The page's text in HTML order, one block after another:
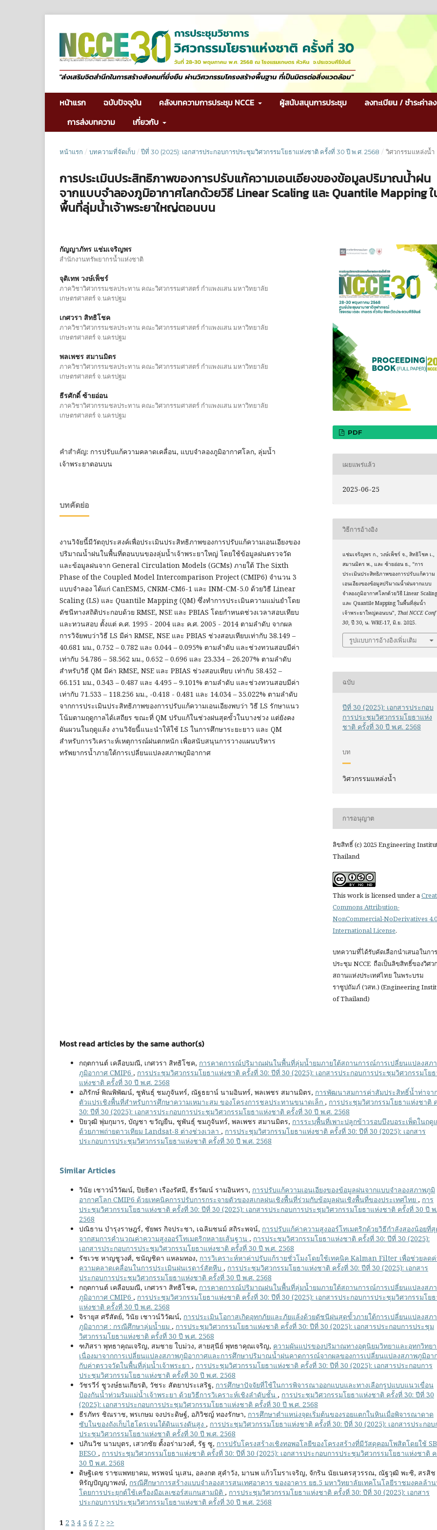
หน้าแรก ฉบับปัจจุบัน คลังบทความการประชุม NCCE ผู้สนับสนุนการประชุม
ลงทะเบียน / ชำระค่าล
การส่งบทความ
เกี่ยวกับ
หน้าแรก / บทความที่จัดเก็บ / ปีที่ 30 (2025): เอกสารประกอบการประชุมวิศวกรรมโยธาแห่งชาติ ครั้งที่ 30 ปี พ.ศ. 2568 / วิศวกรรมแหล่งน้ำ
การประเมินประสิทธิภาพของการปรับแก้ความเอนเอียงของข้อมูลปริมาณน้ำฝน
จากแบบจำลองภูมิอากาศโลกด้วยวิธี Linear Scaling และ Quantile Mapping ใ
พื้นที่ลุ่มน้ำเจ้าพระยาใหญ่ตอนบน
กัญญาภัทร แช่มเจริญพร
สำนักงานทรัพยากรน้ำแห่งชาติ
จุติเทพ วงษ์เพ็ชร์
ภาควิชาวิศวกรรมชลประทาน คณะวิศวกรรมศาสตร์ กำแพงแสน มหาวิทยาลัย
เกษตรศาสตร์ จ.นครปฐม
เกศวรา สิทธิโชค
ภาควิชาวิศวกรรมชลประทาน คณะวิศวกรรมศาสตร์ กำแพงแสน มหาวิทยาลัย
เกษตรศาสตร์ จ.นครปฐม
พลเพชร สมานมิตร
ภาควิชาวิศวกรรมชลประทาน คณะวิศวกรรมศาสตร์ กำแพงแสน มหาวิทยาลัย
เกษตรศาสตร์ จ.นครปฐม
ธีรศักดิ์ ซ้ายอ่อน
ภาควิชาวิศวกรรมชลประทาน คณะวิศวกรรมศาสตร์ กำแพงแสน มหาวิทยาลัย
เกษตรศาสตร์ จ.นครปฐม
คำสำคัญ: การปรับแก้ความคลาดเคลื่อน, แบบจำลองภูมิอากาศโลก, ลุ่มน้ำ
เจ้าพระยาตอนบน
บทคัดย่อ
งานวิจัยนี้มีวัตถุประสงค์เพื่อประเมินประสิทธิภาพของการปรับแก้ความเอนเอียงของ
ปริมาณน้ำฝนในพื้นที่ตอนบนของลุ่มน้ำเจ้าพระยาใหญ่ โดยใช้ข้อมูลฝนตรวจวัด
และข้อมูลฝนจาก General Circulation Models (GCMs) ภายใต้ The Sixth
Phase of the Coupled Model Intercomparison Project (CMIP6) จำนวน 3
แบบจำลอง ได้แก่ CanESM5, CNRM-CM6-1 และ INM-CM-5.0 ด้วยวิธี Linear
Scaling (LS) และ Quantile Mapping (QM) ซึ่งทำการประเมินความแม่นยำโดย
ดัชนีทางสถิติประกอบด้วย RMSE, NSE และ PBIAS โดยกำหนดช่วงเวลาสอบเทียบ
และทวนสอบ ตั้งแต่ ค.ศ. 1995 - 2004 และ ค.ศ. 2005 - 2014 ตามลำดับ จากผล
การวิจัยพบว่าวิธี LS มีค่า RMSE, NSE และ PBIAS ช่วงสอบเทียบเท่ากับ 38.149 –
40.681 มม., 0.752 – 0.782 และ 0.044 – 0.095% ตามลำดับ และช่วงทวนสอบมีค่า
เท่ากับ 54.786 – 58.562 มม., 0.652 – 0.696 และ 23.334 – 26.207% ตามลำดับ
สำหรับวิธี QM มีค่า RMSE, NSE และ PBIAS ช่วงสอบเทียบ เท่ากับ 58.452 –
66.151 มม., 0.343 – 0.487 และ 4.495 – 9.101% ตามลำดับ และช่วงทวนสอบมีค่า
เท่ากับ 71.533 – 118.256 มม., -0.418 - 0.481 และ 14.034 – 35.022% ตามลำดับ
จากการประเมินประสิทธิภาพของการปรับแก้ความเอนเอียงพบว่า วิธี LS รักษาแนว
โน้มตามฤดูกาลได้เสถียร ขณะที่ QM ปรับแก้ในช่วงฝนสุดขั้วในบางช่วง แต่ยังคง
ผันผวนในฤดูแล้ง งานวิจัยนี้แนะนำให้ใช้ LS ในการศึกษาระยะยาว และ QM
สำหรับการวิเคราะห์เหตุการณ์ฝนตกหนัก เพื่อสนับสนุนการวางแผนบริหาร
ทรัพยากรน้ำภายใต้การเปลี่ยนแปลงสภาพภูมิอากาศ
PDF
เผยแพร่แล้ว
2025-06-25
วิธีการอ้างอิง
แช่มเจริญพร ก., วงษ์เพ็ชร์ จ., สิทธิโชค เ.,
สมานมิตร พ., และ ซ้ายอ่อน ธ., “การ
ประเมินประสิทธิภาพของการปรับแก้ความ
เอนเอียงของข้อมูลปริมาณน้ำฝนจากแบบ
จำลองภูมิอากาศโลกด้วยวิธี Linear
และ Quantile Mapping ในพื้นที่ลุ่มน้ำ
เจ้าพระยาใหญ่ตอนบน”, Thai NCCE Conf
30, ปี 30, น. WRE-17, มิ.ย. 2025.
รูปแบบการอ้างอิงเพิ่มเติม
ฉบับ
ปีที่ 30 (2025): เอกสารประกอบ
การประชุมวิศวกรรมโยธาแห่ง
ชาติ ครั้งที่ 30 ปี พ.ศ. 2568
บท
วิศวกรรมแหล่งน้ำ
การอนุญาต
ลิขสิทธิ์ (c) 2025 Engineering
Thailand
This work is licensed under a
Commons Attribution-
NonCommercial-NoDerivatives 4.0
International License.
บทความที่ได้รับคัดเลือกนำเสนอในการ
ประชุม NCCE ถือเป็นลิขสิทธิ์ของวิศว
สถานแห่งประเทศไทย ในพระบรม
ราชูปถัมภ์ (วสท.) (Engineering
of Thailand)
Most read articles by the same author(s)
กฤตกานต์ เคลือบมณี, เกศวรา สิทธิโชค, การคาดการณ์ปริมาณฝนในพื้นที่ลุ่มน้ำยมภายใต้สถานการณ์การเปลี่ยนแปลงสภ
ภูมิอากาศ CMIP6 , การประชุมวิศวกรรมโยธาแห่งชาติ ครั้งที่ 30: ปีที่ 30 (2025): เอกสารประกอบการประชุมวิศวกรรมโย
แห่งชาติ ครั้งที่ 30 ปี พ.ศ. 2568
อภิรักษ์ พิณพิพัฒน์, ชูพันธุ์ ชมภูจันทร์, ณัฐธยาน์ นามอินทร์, พลเพชร สมานมิตร, การพัฒนาสมการค่าสัมประสิทธิ์น้ำท่าจา
ตัวแปรเชิงพื้นที่สำหรับการศึกษาความเหมาะสม ของโครงการชลประทานขนาดเล็ก , การประชุมวิศวกรรมโยธาแห่งชาติ
30: ปีที่ 30 (2025): เอกสารประกอบการประชุมวิศวกรรมโยธาแห่งชาติ ครั้งที่ 30 ปี พ.ศ. 2568
ปิยวุฒิ พุ่มกุมาร, บัญชา ขวัญยืน, ชูพันธุ์ ชมภูจันทร์, พลเพชร สมานมิตร, การระบุพื้นที่เพาะปลูกข้าวรอบบึงบอระเพ็ดในฤดู
ด้วยภาพถ่ายดาวเทียม Landsat-8 ต่างช่วงเวลา , การประชุมวิศวกรรมโยธาแห่งชาติ ครั้งที่ 30: ปีที่ 30 (2025): เอกสาร
ประกอบการประชุมวิศวกรรมโยธาแห่งชาติ ครั้งที่ 30 ปี พ.ศ. 2568
Similar Articles
วินัย เชาวน์วิวัฒน์, ปิยธิดา เรืองรัศมี, ธีรวัฒน์ รามอินทรา, การปรับแก้ความเอนเอียงของข้อมูลฝนจากแบบจำลองสภาพภูมิ
อากาศโลก CMIP6 ด้วยเทคนิคการปรับการกระจายตัวของสเกลฝนเชิงพื้นที่ร่วมกับข้อมูลฝนเชิงพื้นที่ของประเทศไทย , การ
ประชุมวิศวกรรมโยธาแห่งชาติ ครั้งที่ 30: ปีที่ 30 (2025): เอกสารประกอบการประชุมวิศวกรรมโยธาแห่งชาติ ครั้งที่ 30 ปี พ
2568
ปณิธาน บำรุงราษฎร์, ชัยพร กิจประชา, เฉลิมชนม์ สถิระพจน์, การปรับแก้ค่าความสูงออร์โทเมตริกด้วยวิธีกำลังสองน้อยที่
จากสมการคำนวณค่าความสูงออร์โทเมตริกหลายเส้นฐาน , การประชุมวิศวกรรมโยธาแห่งชาติ ครั้งที่ 30: ปีที่ 30 (2025):
เอกสารประกอบการประชุมวิศวกรรมโยธาแห่งชาติ ครั้งที่ 30 ปี พ.ศ. 2568
รัชเวช หาญชูวงศ์, ชนัญชิดา แหลมทอง, การวิเคราะห์หาค่าปรับแก้รายชั่วโมงโดยใช้เทคนิค Kalman Filter เพื่อช่วยลด
ความคลาดเคลื่อนในการประเมินฝนเรดาร์สัตหีบ , การประชุมวิศวกรรมโยธาแห่งชาติ ครั้งที่ 30: ปีที่ 30 (2025): เอกสาร
ประกอบการประชุมวิศวกรรมโยธาแห่งชาติ ครั้งที่ 30 ปี พ.ศ. 2568
กฤตกานต์ เคลือบมณี, เกศวรา สิทธิโชค, การคาดการณ์ปริมาณฝนในพื้นที่ลุ่มน้ำยมภายใต้สถานการณ์การเปลี่ยนแปลงสภ
ภูมิอากาศ CMIP6 , การประชุมวิศวกรรมโยธาแห่งชาติ ครั้งที่ 30: ปีที่ 30 (2025): เอกสารประกอบการประชุมวิศวกรรมโย
แห่งชาติ ครั้งที่ 30 ปี พ.ศ. 2568
จิรายุส ศรีสัตย์, วินัย เชาวน์วิวัฒน์, การประเมินโอกาสเกิดอุทกภัยและภัยแล้งด้วยดัชนีฝนสุดขั้วภายใต้การเปลี่ยนแปลงสภ
ภูมิอากาศ : กรณีศึกษาลุ่มน้ำยม , การประชุมวิศวกรรมโยธาแห่งชาติ ครั้งที่ 30: ปีที่ 30 (2025): เอกสารประกอบการประชุม
วิศวกรรมโยธาแห่งชาติ ครั้งที่ 30 ปี พ.ศ. 2568
ฑภิสรา พุทธาคุณเจริญ, สมชาย ใบม่วง, สายสุนีย์ พุทธาคุณเจริญ, ความผันแปรของปริมาณทางอุตุนิยมวิทยาและอุทกวิทย
เนื่องมาจากการเปลี่ยนแปลงสภาพภูมิอากาศและการศึกษาปริมาณน้ำฝนคาดการณ์จากผลของการเปลี่ยนแปลงสภาพภูมิอา
กับค่าตรวจวัดในพื้นที่ลุ่มน้ำเจ้าพระยา , การประชุมวิศวกรรมโยธาแห่งชาติ ครั้งที่ 30: ปีที่ 30 (2025): เอกสารประกอบการ
ประชุมวิศวกรรมโยธาแห่งชาติ ครั้งที่ 30 ปี พ.ศ. 2568
วัชรวีร์ ชูวงษ์ธนเกียรติ, วัชระ สัตยาประเสริฐ, การศึกษาปัจจัยที่ใช้ในการพิจารณาออกแบบและทางเลือกรูปแบบแนวเขื่อน
ป้องกันน้ำท่วมริมแม่น้ำเจ้าพระยา ด้วยวิธีการวิเคราะห์เชิงลำดับชั้น , การประชุมวิศวกรรมโยธาแห่งชาติ ครั้งที่ 30: ปีที่ 30
(2025): เอกสารประกอบการประชุมวิศวกรรมโยธาแห่งชาติ ครั้งที่ 30 ปี พ.ศ. 2568
ธีรภัทร ชิณราช, พรเกษม จงประดิษฐ์, อภิวิชญ์ ทองรักษา, การศึกษาตำแหน่งจุดเริ่มต้นของรอยแตกในหินเมื่อพิจารณาดาด
ซับในของถังเก็บไฮโดรเจนใต้ดินแรงดันสูง , การประชุมวิศวกรรมโยธาแห่งชาติ ครั้งที่ 30: ปีที่ 30 (2025): เอกสารประกอบ
ประชุมวิศวกรรมโยธาแห่งชาติ ครั้งที่ 30 ปี พ.ศ. 2568
ปภินวิช นามบุตร, เสวกชัย ตั้งอร่ามวงศ์, รัฐ ซู, การปรับโครงสร้างเชิงทอพอโลยีของโครงสร้างที่มีวัสดุคอมโพสิตโดยใช้
BESO , การประชุมวิศวกรรมโยธาแห่งชาติ ครั้งที่ 30: ปีที่ 30 (2025): เอกสารประกอบการประชุมวิศวกรรมโยธาแห่งชาติ
30 ปี พ.ศ. 2568
ดิษฐิเดช ราชแพทยาคม, พรพจน์ นุเสน, อลงกต สุคำวัง, มานพ แก้วโมราเจริญ, จักริน นัยเนตรสุวรรณ, ณัฐวุฒิ พะซิ, สรสิช
หิรัญปัญญาพงษ์, กรณีศึกษาการสร้างแบบจำลองสารสนเทศอาคาร ของอาคาร ยธ.5 มหาวิทยาลัยเทคโนโลยีราชมงคลล้า
โดยการประยุกต์ใช้เครื่องมือเลเซอร์สแกนสามมิติ , การประชุมวิศวกรรมโยธาแห่งชาติ ครั้งที่ 30: ปีที่ 30 (2025): เอกสาร
ประกอบการประชุมวิศวกรรมโยธาแห่งชาติ ครั้งที่ 30 ปี พ.ศ. 2568
1 2 3 4 5 6 7 > >>